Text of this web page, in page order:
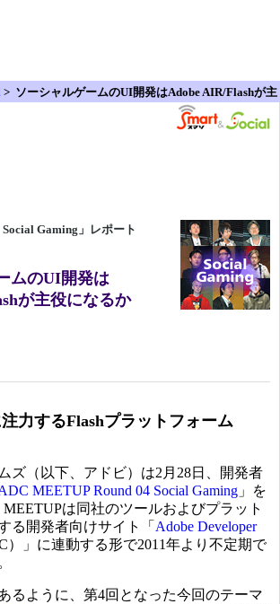
> ソーシャルゲームのUI開発はAdobe AIR/Flashが主
Social Gaming」レポート
ムのUI開発は
が主役になるか
力するFlashプラットフォーム
ズ（以下、アドビ）は2月28日、開発者
MEETUP Round 04 Social Gaming 」を
は同社のツールおよびプラット
る開発者向けサイト「 Adobe Developer
）」に連動する形で2011年より不定期で
るように、第4回となった今回のテーマ